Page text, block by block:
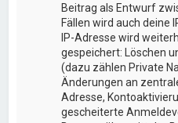
Beitrag als Entwurf
Fällen wird auch deine
IP-Adresse wird
gespeichert: Löschen
(dazu zählen Private
Änderungen an
Adresse,
gescheiterte